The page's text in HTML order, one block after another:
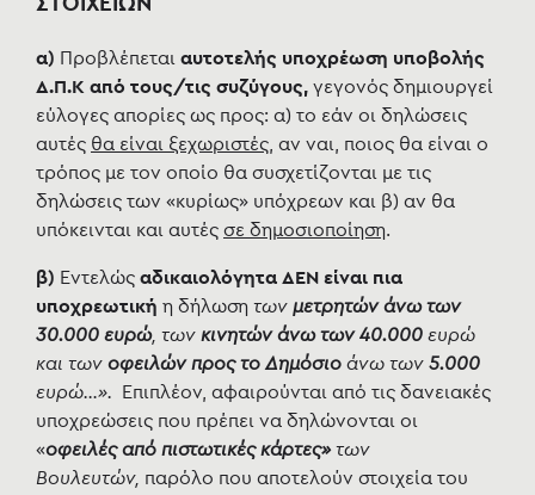
α) Προβλέπεται αυτοτελής υποχρέωση υποβολής
Δ.Π.Κ από τους/τις συζύγους, γεγονός δημιουργεί
εύλογες απορίες ως προς: α) το εάν οι δηλώσεις
αυτές θα είναι ξεχωριστές , αν ναι, ποιος θα είναι ο
τρόπος με τον οποίο θα συσχετίζονται με τις
δηλώσεις των «κυρίως» υπόχρεων και β) αν θα
υπόκεινται και αυτές σε δημοσιοποίηση.
β) Εντελώς αδικαιολόγητα ΔΕΝ είναι πια
υποχρεωτική η δήλωση των μετρητών άνω των
30.000 ευρώ, των κινητών άνω των 40.000 ευρώ
και των οφειλών προς το Δημόσιο άνω των 5.000
ευρώ…».
Επιπλέον, αφαιρούνται από τις δανειακές
υποχρεώσεις που πρέπει να δηλώνονται οι
«οφειλές από πιστωτικές κάρτες»των
Βουλευτών, παρόλο που αποτελούν στοιχεία του